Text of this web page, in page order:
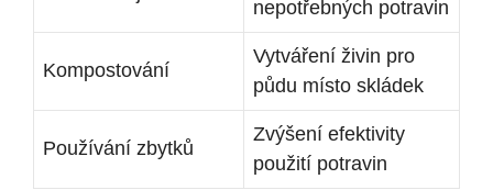
nepotřebných potravin
Kompostování
Vytváření živin pro
půdu místo skládek
Používání zbytků
Zvýšení efektivity
použití potravin